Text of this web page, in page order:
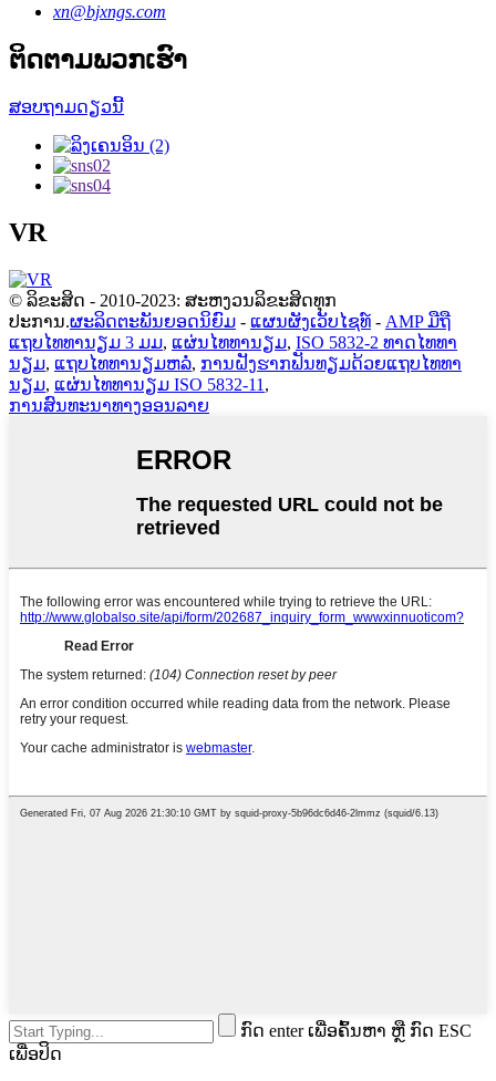
xn@bjxngs.com
ຕິດຕາມພວກເຮົາ
ສອບຖາມດຽວນີ້
VR
© ລິຂະສິດ - 2010-2023: ສະຫງວນລິຂະສິດທຸກ
ປະການ.ຜະລິດຕະພັນຍອດນິຍົມ - ແຜນຜັງເວັບໄຊທ໌ - AMP ມືຖື
ແຖບໄທທານຽມ 3 ມມ, ແຜ່ນໄທທານຽມ, ISO 5832-2 ທາດໄທທາ
ນຽມ, ແຖບໄທທານຽມຫລໍ່, ການຝັງຮາກຟັນທຽມດ້ວຍແຖບໄທທາ
ນຽມ, ແຜ່ນໄທທານຽມ ISO 5832-11 ,
ການສົນທະນາທາງອອນລາຍ
ກົດ enter ເພື່ອຄົ້ນຫາ ຫຼື ກົດ ESC
ເພື່ອປິດ